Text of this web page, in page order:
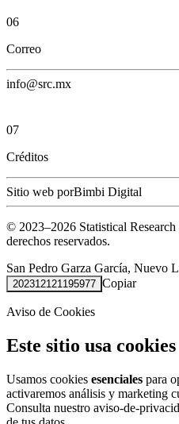
06
Correo
info@src.mx
07
Créditos
Sitio web porBimbi Digital
© 2023–2026 Statistical
derechos reservados.
San Pedro Garza García, Nuevo
202312121195977 Copiar
Aviso de Cookies
Este sitio usa cookies
Usamos cookies esenciales para
activaremos análisis y marketing
Consulta nuestro aviso-de-